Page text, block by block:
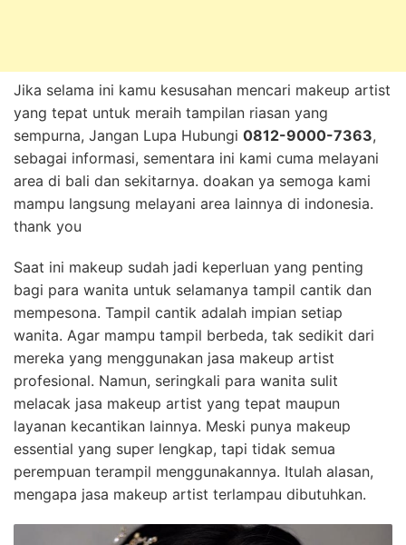
Jika selama ini kamu kesusahan mencari makeup artist
yang tepat untuk meraih tampilan riasan yang
sempurna, Jangan Lupa Hubungi 0812-9000-7363,
sebagai informasi, sementara ini kami cuma melayani
area di bali dan sekitarnya. doakan ya semoga kami
mampu langsung melayani area lainnya di indonesia.
thank you
Saat ini makeup sudah jadi keperluan yang penting
bagi para wanita untuk selamanya tampil cantik dan
mempesona. Tampil cantik adalah impian setiap
wanita. Agar mampu tampil berbeda, tak sedikit dari
mereka yang menggunakan jasa makeup artist
profesional. Namun, seringkali para wanita sulit
melacak jasa makeup artist yang tepat maupun
layanan kecantikan lainnya. Meski punya makeup
essential yang super lengkap, tapi tidak semua
perempuan terampil menggunakannya. Itulah alasan,
mengapa jasa makeup artist terlampau dibutuhkan.